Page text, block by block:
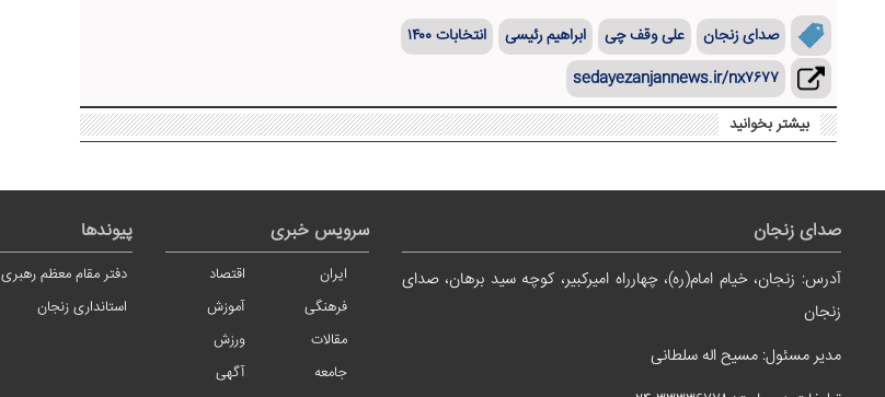
صدای زنجان علی وقف چی ابراهیم رئیسی
انتخابات ۱۴۰۰
sedayezanjannews.ir/nx۷۶۷۷
بیشتر بخوانید
صدای زنجان
آدرس: زنجان، خیام امام(ره)، چهارراه امیرکبیر، کوچه سید برهان، صدای
زنجان
مدیر مسئول: مسیح اله سلطانی
سرویس خبری
ایران
اقتصاد
فرهنگی
آموزش
مقالات
ورزش
جامعه
آگهی
پیوندها
دفتر مقام معظم رهبری
استانداری زنجان